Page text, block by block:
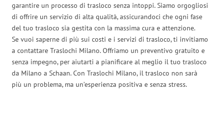
garantire un processo di trasloco senza intoppi. Siamo orgogliosi
di offrire un servizio di alta qualità, assicurandoci che ogni fase
del tuo trasloco sia gestita con la massima cura e attenzione.
Se vuoi saperne di più sui costi e i servizi di trasloco, ti invitiamo
a contattare Traslochi Milano. Offriamo un preventivo gratuito e
senza impegno, per aiutarti a pianificare al meglio il tuo trasloco
da Milano a Schaan. Con Traslochi Milano, il trasloco non sarà
più un problema, ma un’esperienza positiva e senza stress.